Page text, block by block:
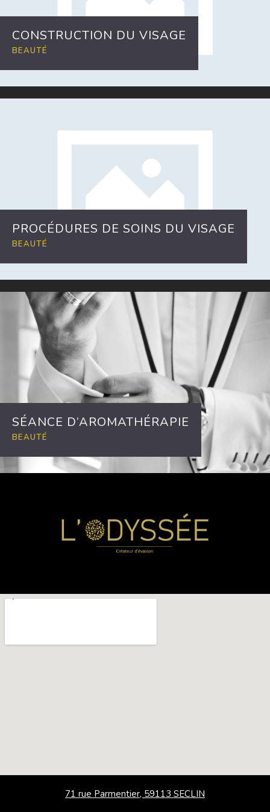
CONSTRUCTION DU VISAGE
BEAUTÉ
PROCÉDURES DE SOINS DU VISAGE
BEAUTÉ
SÉANCE D’AROMATHÉRAPIE
BEAUTÉ
71 rue Parmentier, 59113 SECLIN